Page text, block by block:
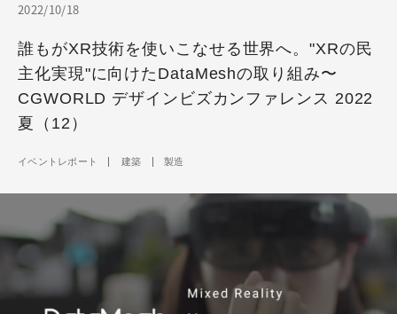
2022/10/18
誰もがXR技術を使いこなせる世界へ。"XRの民
主化実現"に向けたDataMeshの取り組み〜
CGWORLD デザインビズカンファレンス 2022
夏（12）
イベントレポート 建築 製造